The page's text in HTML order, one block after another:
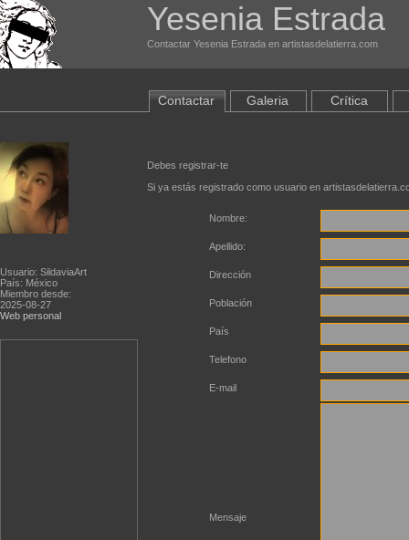
Yesenia Estrada
Contactar Yesenia Estrada en artistasdelatierra.com
Usuario: SildaviaArt
País: México
Miembro desde:
2025-08-27
Web personal
Contactar Galeria Crítica
Debes registrar-te
Si ya estás registrado como usuario en
Nombre:
Apellido:
Dirección
Población
País
Telefono
E-mail
Mensaje